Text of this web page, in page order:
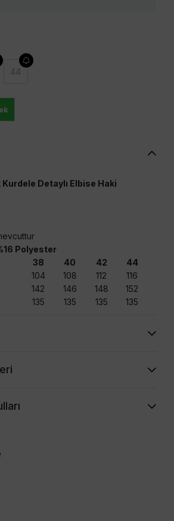
44
Detaylı Elbise Haki
Polyester
38 40 42
44
104 108 112
116
142 146 148
152
135 135 135 135